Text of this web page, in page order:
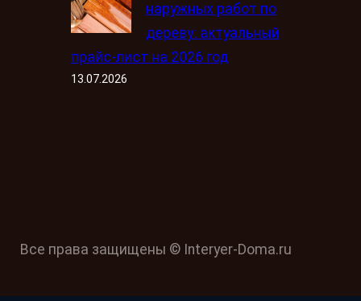
наружных работ по
дереву: актуальный
прайс-лист на 2026 год
13.07.2026
Все права защищены © Interyer-Doma.ru